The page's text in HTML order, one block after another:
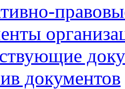
документов